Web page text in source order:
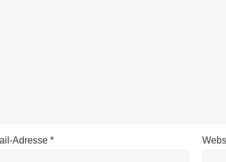
Adresse *